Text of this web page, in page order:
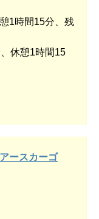
1時間15分、残
休憩1時間15
ースカーゴ